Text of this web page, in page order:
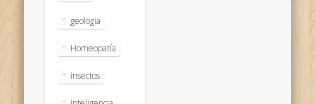
geologia
Homeopatía
insectos